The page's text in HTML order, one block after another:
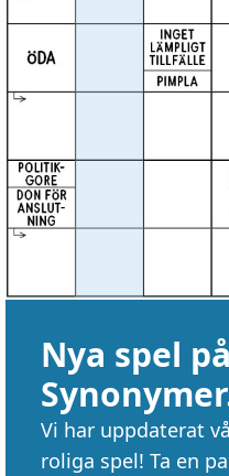
Nya spel på
Vi har uppdaterat
roliga spel! Ta en